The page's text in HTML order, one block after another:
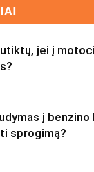
jei į
į
sprogimą?